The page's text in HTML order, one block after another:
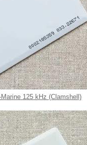
125 kHz (Clamshell)